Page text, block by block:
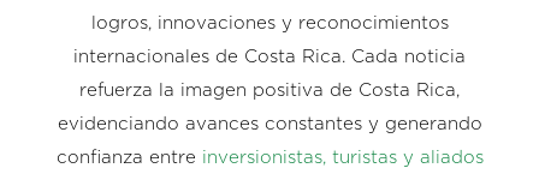
logros, innovaciones y reconocimientos
internacionales de Costa Rica. Cada noticia
refuerza la imagen positiva de Costa Rica,
evidenciando avances constantes y generando
confianza entre inversionistas, turistas y aliados